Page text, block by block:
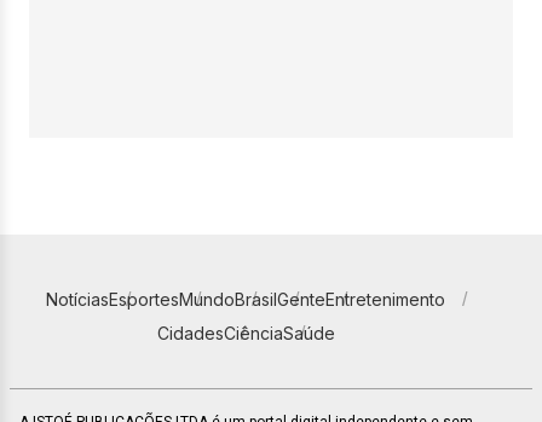
NotíciasEsportesMundoBrasilGenteEntretenimento
CidadesCiênciaSaúde